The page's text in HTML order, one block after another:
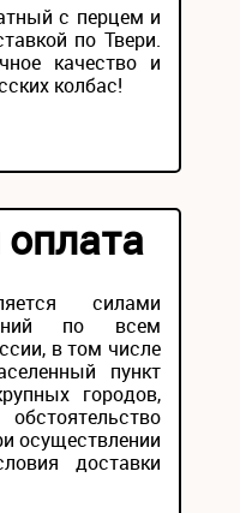
с перцем и
по Твери.
качество и
колбас!
силами
по всем
в том числе
пункт
городов,
осуществлении
доставки